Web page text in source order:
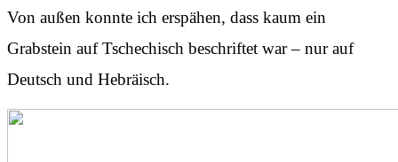
Von außen konnte ich erspähen, dass kaum ein
Grabstein auf Tschechisch beschriftet war – nur auf
Deutsch und Hebräisch.